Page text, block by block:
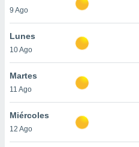
más
nuestra
y
de
9 Ago
Lunes
10 Ago
Martes
11 Ago
Miércoles
12 Ago